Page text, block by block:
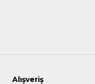
Alışveriş